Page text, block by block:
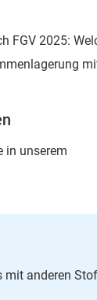
FGV 2025:
in unserem
mit anderen